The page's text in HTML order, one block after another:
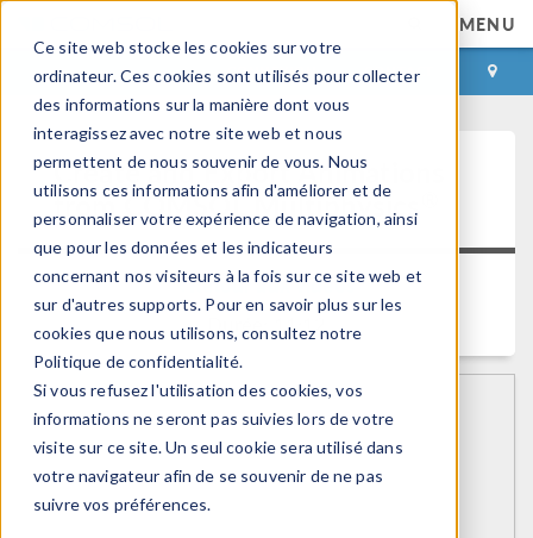
Ce site web stocke les cookies sur votre
ordinateur. Ces cookies sont utilisés pour collecter
des informations sur la manière dont vous
interagissez avec notre site web et nous
permettent de nous souvenir de vous. Nous
utilisons ces informations afin d'améliorer et de
personnaliser votre expérience de navigation, ainsi
que pour les données et les indicateurs
concernant nos visiteurs à la fois sur ce site web et
sur d'autres supports. Pour en savoir plus sur les
cookies que nous utilisons, consultez notre
Politique de confidentialité.
Si vous refusez l'utilisation des cookies, vos
informations ne seront pas suivies lors de votre
visite sur ce site. Un seul cookie sera utilisé dans
votre navigateur afin de se souvenir de ne pas
suivre vos préférences.
MENU
CONNEXION CONTACT
Create and Export Animations
from COMSOL Multiphysics
Retour aux videos
Durée: 11:12